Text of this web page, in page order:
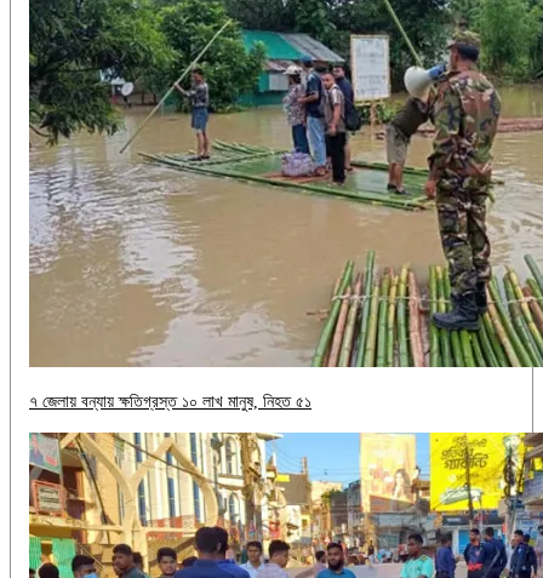
৭ জেলায় বন্যায় ক্ষতিগ্রস্ত ১০ লাখ মানুষ, নিহত ৫১